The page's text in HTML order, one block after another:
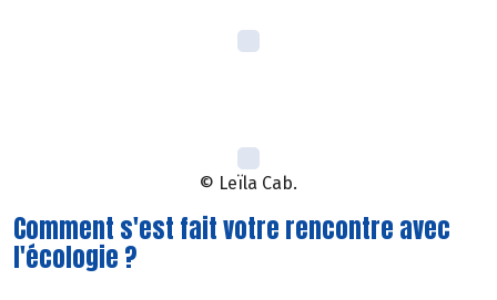
© Leïla Cab.
Comment s'est fait votre rencontre avec
l'écologie ?